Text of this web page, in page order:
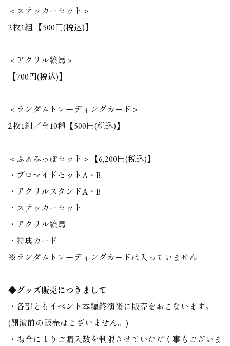
＜ステッカーセット＞
2枚1組 【500円(税込)】
＜アクリル絵馬＞
【700円(税込)】
＜ランダムトレーディングカード＞
2枚1組／全10種【500円(税込)】
＜ふぁみっぽセット＞【6,200円(税込)】
・ブロマイドセットA・B
・アクリルスタンドA・B
・ステッカーセット
・アクリル絵馬
・特典カード
※ランダムトレーディングカードは入っていません
◆グッズ販売につきまして
・各部ともイベント本編終演後に販売をおこないます。
(開演前の販売はございません。)
・場合によりご購入数を制限させていただく事もございま